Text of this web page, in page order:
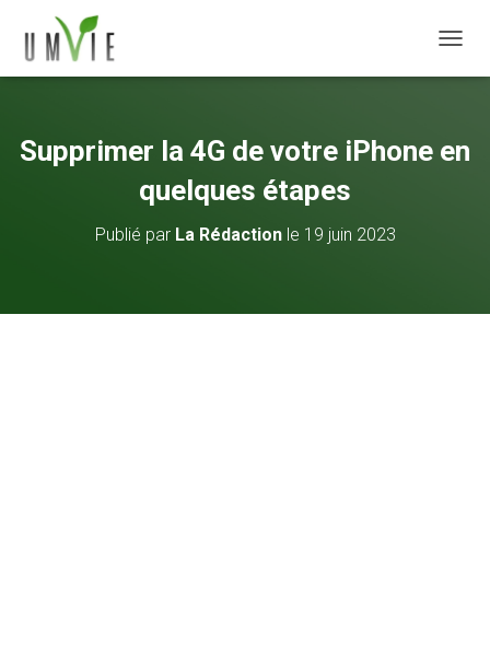
Supprimer la 4G de votre iPhone en
quelques étapes
Publié par La Rédactionle 19 juin 2023